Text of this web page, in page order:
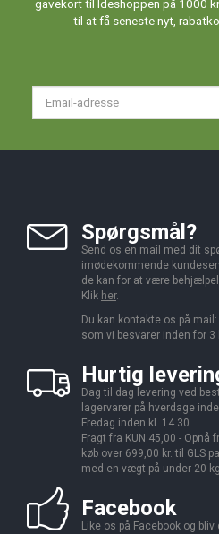
gavekort til Ideshoppen på 1000
til at få seneste nyt,
Spørgsmål?
Send os en mail med dit
imødekommende
de kan for at være
Klik her.
Du kan kontakte os på mail:
som vi besvarer inden for 3
Hurtig
Dag til dag levering ved
lagervarer på hverdage
Fredag inden kl. 14.30.
Fragt fra KUN 45,00 - Opnå
køb over 699,00 kr. til GLS
med en vægt på under 20
Facebook
Like os på Facebook og